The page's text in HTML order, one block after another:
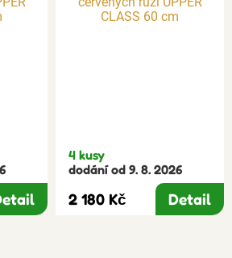
4 kusy
dodání od 9. 8. 2026
2 180 Kč Detail